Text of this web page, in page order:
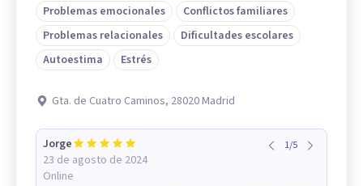
Problemas emocionales
Conflictos familiares
Problemas relacionales
Dificultades escolares
Autoestima
Estrés
Gta. de Cuatro Caminos, 28020 Madrid
Jorge
23 de agosto de 2024
Online
1/5